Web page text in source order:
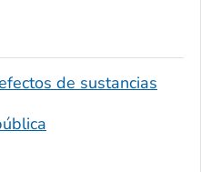
de sustancias